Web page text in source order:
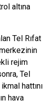
altına
Tel Rıfat
rejim
Tel
hattını
hava